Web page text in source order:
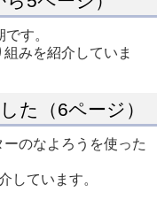
す。
みを紹介していま
た（6ページ）
のなよろうを使った
しています。